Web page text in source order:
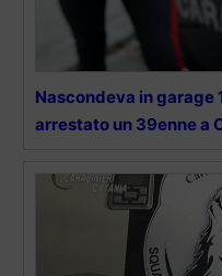
Nascondeva in garage
arrestato un 39enne a